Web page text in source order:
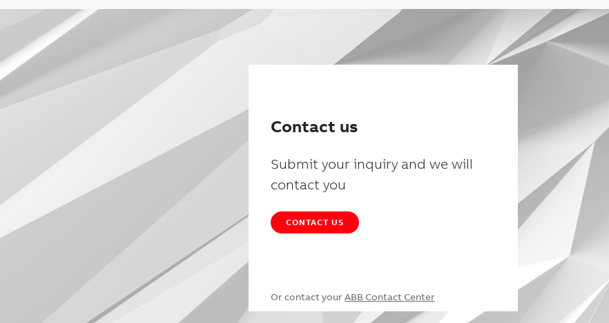
Contact us
Submit your inquiry and we will
contact you
CONTACT US
Or contact your ABB Contact Center